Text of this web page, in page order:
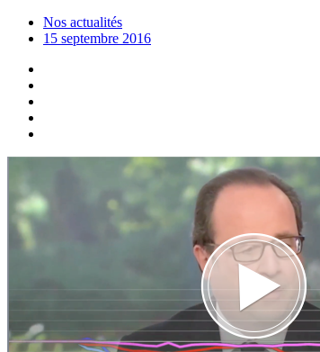
Nos actualités
15 septembre 2016